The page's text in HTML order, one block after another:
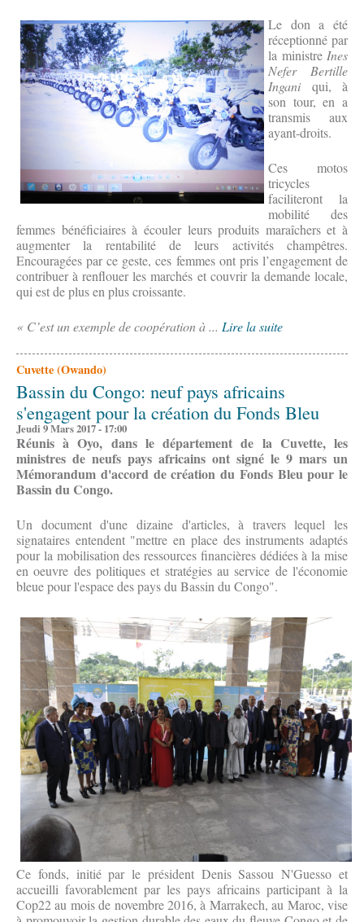
Le don a été
réceptionné par
la ministre Ines
Nefer Bertille
Inganiqui, à
son tour, en a
transmis aux
ayant-droits.
Ces motos
tricycles
faciliteront la
mobilité des
femmes bénéficiaires à écouler leurs produits maraîchers et à
augmenter la rentabilité de leurs activités champêtres.
Encouragées par ce geste, ces femmes ont pris l’engagement de
contribuer à renflouer les marchés et couvrir la demande locale,
qui est de plus en plus croissante.
« C’est un exemple de coopération à ... Lire la suite
Cuvette (Owando)
Bassin du Congo: neuf pays africains
s'engagent pour la création du Fonds Bleu
Jeudi 9 Mars 2017 - 17:00
Réunis à Oyo, dans le département de la Cuvette, les
ministres de neufs pays africains ont signé le 9 mars un
Mémorandum d'accord de création du Fonds Bleu pour le
Bassin du Congo.
Un document d'une dizaine d'articles, à travers lequel les
signataires entendent "mettre en place des instruments adaptés
pour la mobilisation des ressources financières dédiées à la mise
en oeuvre des politiques et stratégies au service de l'économie
bleue pour l'espace des pays du Bassin du Congo".
Ce fonds, initié par le président Denis Sassou N'Guesso et
accueilli favorablement par les pays africains participant à la
Cop22 au mois de novembre 2016, à Marrakech, au Maroc, vise